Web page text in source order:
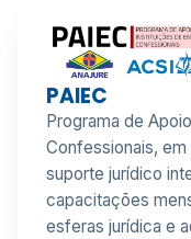
PAIEC
Programa de
Confessionais, em
suporte jurídico
capacitações
esferas jurídica e